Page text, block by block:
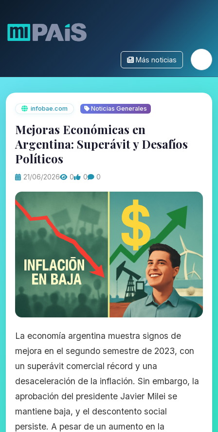
Más noticias
infobae.com Noticias Generales
Mejoras Económicas en
Argentina: Superávit y Desafíos
Políticos
21/06/2026 0 0 0
La economía argentina muestra signos de
mejora en el segundo semestre de 2023, con
un superávit comercial récord y una
desaceleración de la inflación. Sin embargo, la
aprobación del presidente Javier Milei se
mantiene baja, y el descontento social
persiste. A pesar de un aumento en la